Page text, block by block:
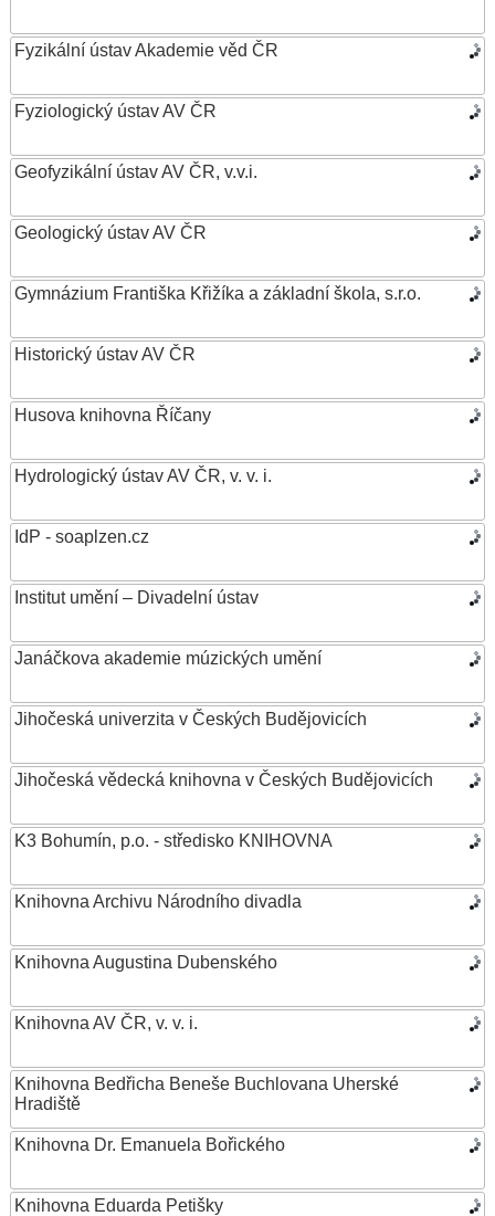
Fyzikální ústav Akademie věd ČR
Fyziologický ústav AV ČR
Geofyzikální ústav AV ČR, v.v.i.
Geologický ústav AV ČR
Gymnázium Františka Křižíka a základní škola, s.r.o.
Historický ústav AV ČR
Husova knihovna Říčany
Hydrologický ústav AV ČR, v. v. i.
IdP - soaplzen.cz
Institut umění – Divadelní ústav
Janáčkova akademie múzických umění
Jihočeská univerzita v Českých Budějovicích
Jihočeská vědecká knihovna v Českých Budějovicích
K3 Bohumín, p.o. - středisko KNIHOVNA
Knihovna Archivu Národního divadla
Knihovna Augustina Dubenského
Knihovna AV ČR, v. v. i.
Knihovna Bedřicha Beneše Buchlovana Uherské
Hradiště
Knihovna Dr. Emanuela Bořického
Knihovna Eduarda Petišky